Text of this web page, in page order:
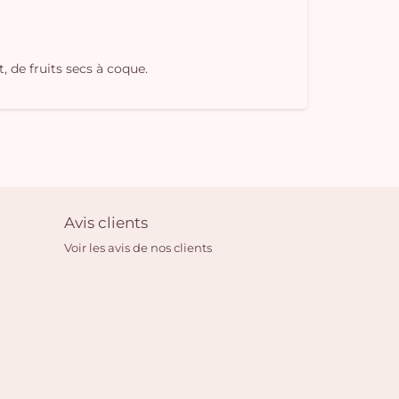
de fruits secs à coque.
Avis clients
Voir les avis de nos clients